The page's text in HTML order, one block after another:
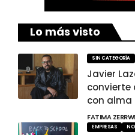
Lo más visto
SIN CATEGORÍA
Javier
convierte
con alma
FATIMA
EMPRESAS